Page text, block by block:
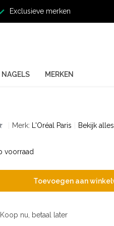
Exclusieve merken
NAGELS MERKEN
Merk: L'Oréal Paris Bekijk
voorraad
Toevoegen aan
Koop nu, betaal later